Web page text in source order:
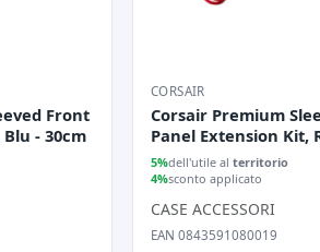
Front
- 30cm
CORSAIR
Corsair Premium
Panel Extension Kit,
30cm
5%dell'utile al territorio
4%sconto applicato
CASE ACCESSORI
EAN 0843591080019